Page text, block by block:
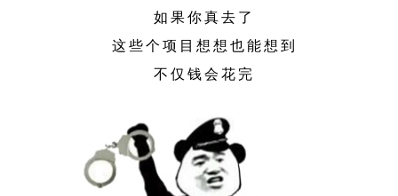
如果你真去了
这些个项目想想也能想到
不仅钱会花完